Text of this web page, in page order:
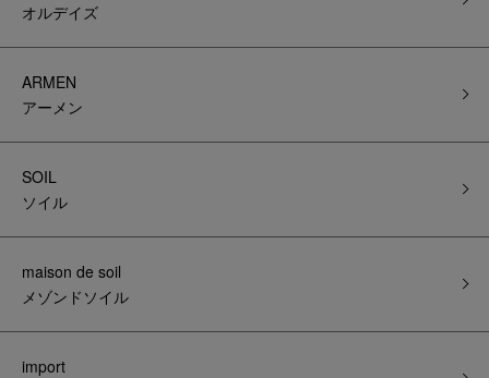
オルデイズ
ARMEN
アーメン
SOIL
ソイル
maison de soil
メゾンドソイル
import